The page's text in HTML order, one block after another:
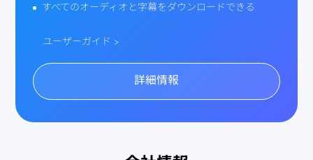
すべてのオーディオと字幕をダウンロードできる
ユーザーガイド >
詳細情報